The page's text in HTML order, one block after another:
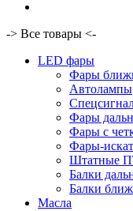
-> Все товары <-
LED фары
Фары
Автолампы
Фары
Фары с
Фары-
Штатные
Балки
Балки
Масла